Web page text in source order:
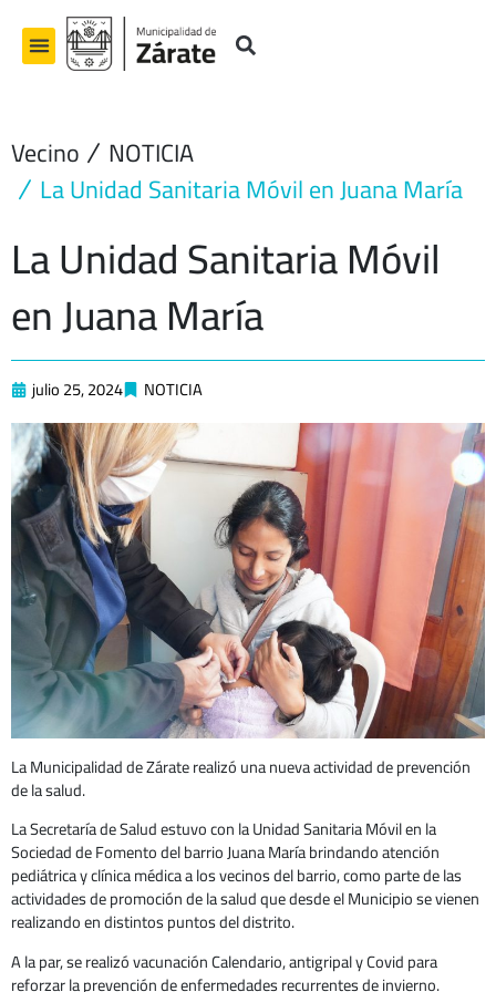
contenido
Vecino NOTICIA
La Unidad Sanitaria Móvil en Juana María
La Unidad Sanitaria Móvil
en Juana María
julio 25, 2024 NOTICIA
La Municipalidad de Zárate realizó una nueva actividad de prevención
de la salud.
La Secretaría de Salud estuvo con la Unidad Sanitaria Móvil en la
Sociedad de Fomento del barrio Juana María brindando atención
pediátrica y clínica médica a los vecinos del barrio, como parte de las
actividades de promoción de la salud que desde el Municipio se vienen
realizando en distintos puntos del distrito.
A la par, se realizó vacunación Calendario, antigripal y Covid para
reforzar la prevención de enfermedades recurrentes de invierno.